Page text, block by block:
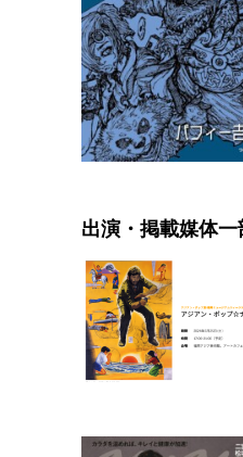
出演・掲載媒体一